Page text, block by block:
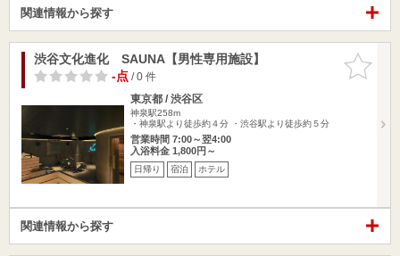
関連情報から探す
お気に入
りに追加
渋谷文化進化 SAUNA【男性専用施設】
-点/ 0 件
東京都 / 渋谷区
神泉駅258m
・神泉駅より徒歩約４分 ・渋谷駅より徒歩約５分
営業時間 7:00～翌4:00
入浴料金 1,800円～
日帰り 宿泊 ホテル
関連情報から探す